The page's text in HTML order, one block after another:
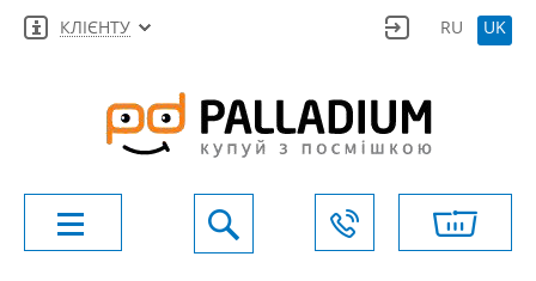
КЛІЄНТУ RU UK